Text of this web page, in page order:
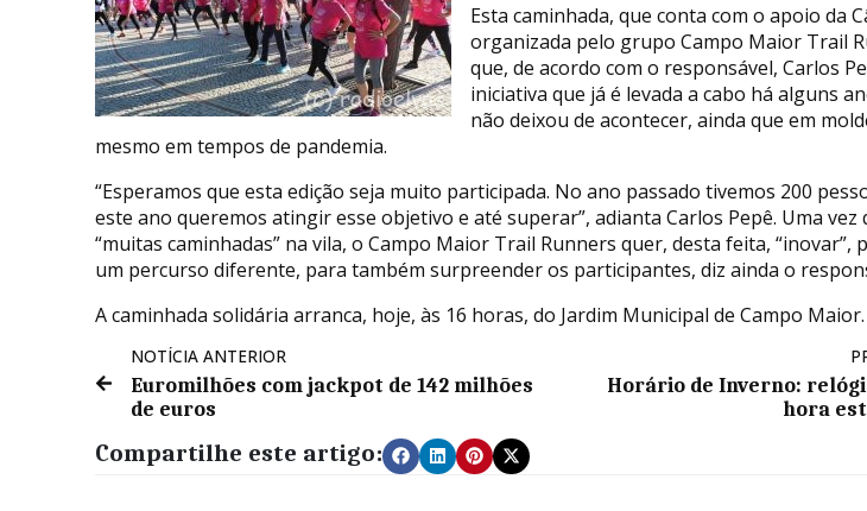
Esta caminhada, que conta com o apoio da
organizada pelo grupo Campo Maior Trail
que, de acordo com o responsável, Carlos
iniciativa que já é levada a cabo há alguns
não deixou de acontecer, ainda que em
mesmo em tempos de pandemia.
“Esperamos que esta edição seja muito participada. No ano passado tivemos 200
este ano queremos atingir esse objetivo e até superar”, adianta Carlos Pepê. Uma vez
“muitas caminhadas” na vila, o Campo Maior Trail Runners quer, desta feita, “inovar”,
um percurso diferente, para também surpreender os participantes, diz ainda o
A caminhada solidária arranca, hoje, às 16 horas, do Jardim Municipal de Campo Maior.
NOTÍCIA ANTERIOR
Euromilhões com jackpot de 142 milhões
de euros
Horário de Inverno:
hora
Compartilhe este artigo: